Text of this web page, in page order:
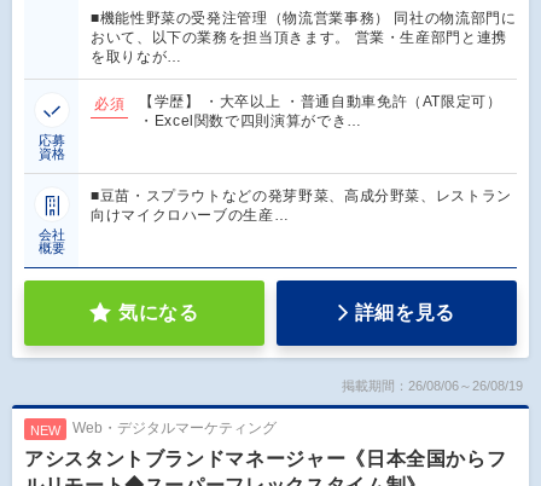
■機能性野菜の受発注管理（物流営業事務） 同社の物流部門に
おいて、以下の業務を担当頂きます。 営業・生産部門と連携
を取りなが…
応募
資格
必須
【学歴】 ・大卒以上 ・普通自動車免許（AT限定可）
・Excel関数で四則演算ができ…
会社
概要
■豆苗・スプラウトなどの発芽野菜、高成分野菜、レストラン
向けマイクロハーブの生産…
気になる 詳細を見る
掲載期間：26/08/06～26/08/19
NEW Web・デジタルマーケティング
アシスタントブランドマネージャー《日本全国からフ